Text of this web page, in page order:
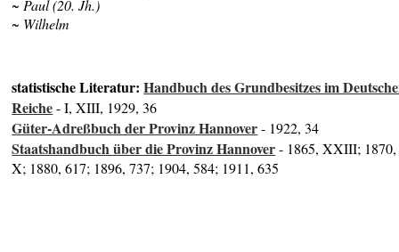
~ Paul(20. Jh.)
~ Wilhelm
statistische Literatur:Handbuch des Grundbesitzes im
Reiche- I, XIII, 1929, 36
Güter-Adreßbuch der Provinz Hannover- 1922, 34
Staatshandbuch über die Provinz Hannover- 1865, XXIII; 1870,
X; 1880, 617; 1896, 737; 1904, 584; 1911, 635